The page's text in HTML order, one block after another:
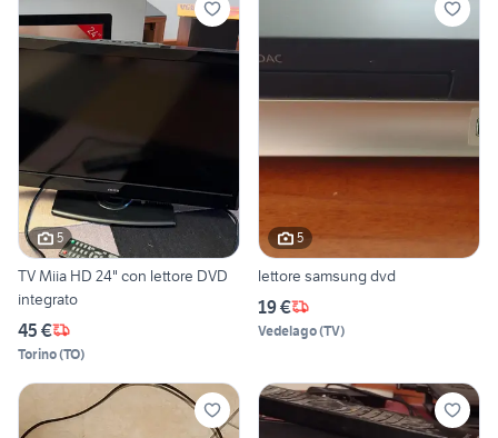
5
TV Miia HD 24" con lettore DVD
integrato
45 €
Torino(TO)
5
lettore samsung dvd
19 €
Vedelago(TV)